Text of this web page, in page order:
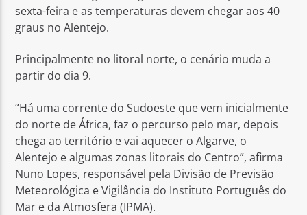
sexta-feira e as temperaturas devem chegar aos 40
graus no Alentejo.
Principalmente no litoral norte, o cenário muda a
partir do dia 9.
“Há uma corrente do Sudoeste que vem inicialmente
do norte de África, faz o percurso pelo mar, depois
chega ao território e vai aquecer o Algarve, o
Alentejo e algumas zonas litorais do Centro”, afirma
Nuno Lopes, responsável pela Divisão de Previsão
Meteorológica e Vigilância do Instituto Português do
Mar e da Atmosfera (IPMA).